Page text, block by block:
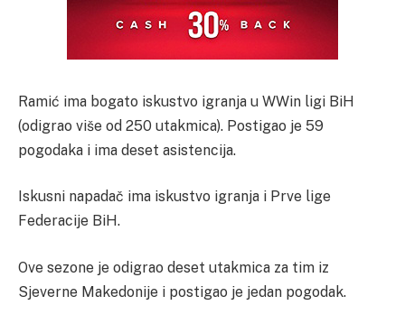
Ramić ima bogato iskustvo igranja u WWin ligi BiH
(odigrao više od 250 utakmica). Postigao je 59
pogodaka i ima deset asistencija.
Iskusni napadač ima iskustvo igranja i Prve lige
Federacije BiH.
Ove sezone je odigrao deset utakmica za tim iz
Sjeverne Makedonije i postigao je jedan pogodak.